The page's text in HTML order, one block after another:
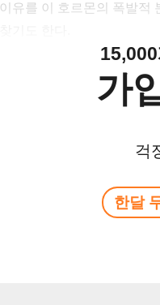
이유를 이 호르몬의 폭발적
가
걱
한달